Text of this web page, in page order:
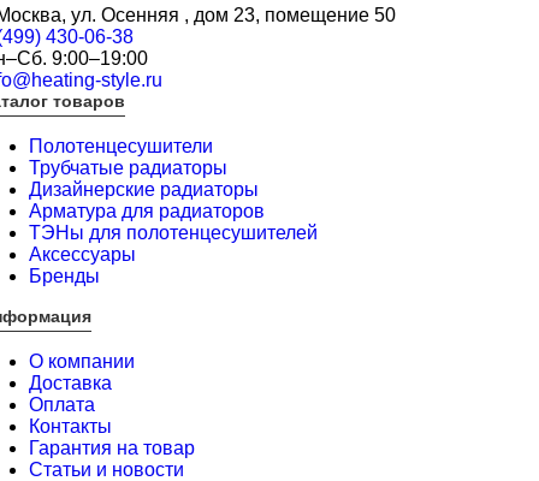
ул. Осенняя , дом 23, помещение 50
430-06-38
9:00–19:00
style.ru
товаров
Полотенцесушители
Трубчатые радиаторы
Дизайнерские радиаторы
Арматура для радиаторов
ТЭНы для полотенцесушителей
Аксессуары
Бренды
О компании
Доставка
Оплата
Контакты
Гарантия на товар
Статьи и новости